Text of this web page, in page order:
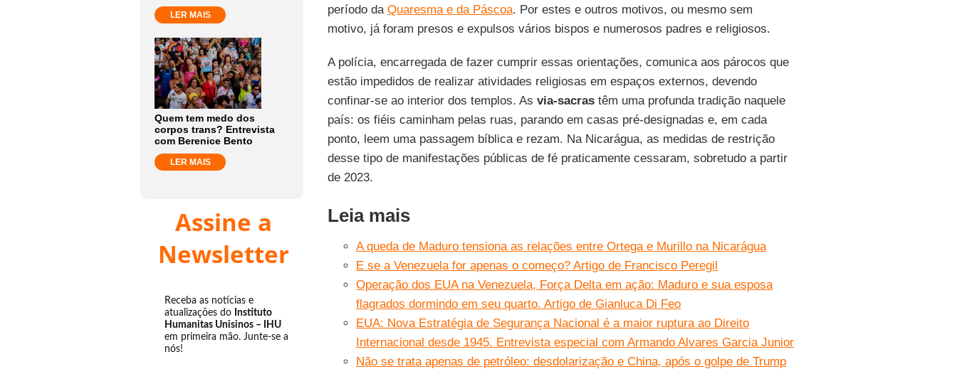
LER MAIS
Quem tem medo dos
corpos trans? Entrevista
com Berenice Bento
LER MAIS
Assine a
Newsletter
Receba as notícias e
atualizações do Instituto
Humanitas Unisinos – IHU
em primeira mão. Junte-se a
nós!
período da Quaresma e da Páscoa. Por estes e outros motivos, ou mesmo sem
motivo, já foram presos e expulsos vários bispos e numerosos padres e religiosos.
A polícia, encarregada de fazer cumprir essas orientações, comunica aos párocos que
estão impedidos de realizar atividades religiosas em espaços externos, devendo
confinar-se ao interior dos templos. As via-sacrastêm uma profunda tradição naquele
país: os fiéis caminham pelas ruas, parando em casas pré-designadas e, em cada
ponto, leem uma passagem bíblica e rezam. Na Nicarágua, as medidas de restrição
desse tipo de manifestações públicas de fé praticamente cessaram, sobretudo a partir
de 2023.
Leia mais
A queda de Maduro tensiona as relações entre Ortega e Murillo na Nicarágua
E se a Venezuela for apenas o começo? Artigo de Francisco Peregil
Operação dos EUA na Venezuela, Força Delta em ação: Maduro e sua esposa
flagrados dormindo em seu quarto. Artigo de Gianluca Di Feo
EUA: Nova Estratégia de Segurança Nacional é a maior ruptura ao Direito
Internacional desde 1945. Entrevista especial com Armando Alvares Garcia Junior
Não se trata apenas de petróleo: desdolarização e China, após o golpe de Trump